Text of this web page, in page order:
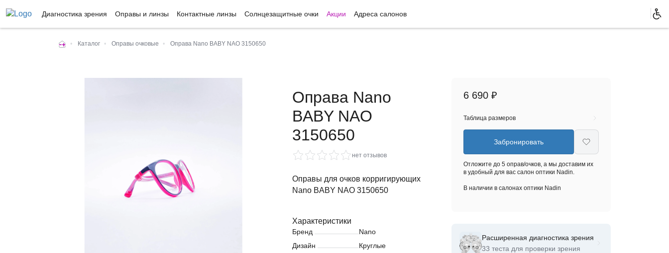
Диагностика зрения Оправы и линзы Контактные линзы Солнцезащитные очки Акции Адреса салонов
• Каталог • Оправы очковые • Оправа Nano BABY NAO 3150650
Оправа Nano
BABY NAO
3150650
нет отзывов
Оправы для очков корригирующих
Nano BABY NAO 3150650
Характеристики
Бренд
Nano
Дизайн
Круглые
6 690 ₽
Таблица размеров
Забронировать
Отложите до 5 оправ/очков, а мы доставим их
в удобный для вас салон оптики Nadin.
В наличии в салонах оптики Nadin
Расширенная диагностика зрения
33 теста для проверки зрения